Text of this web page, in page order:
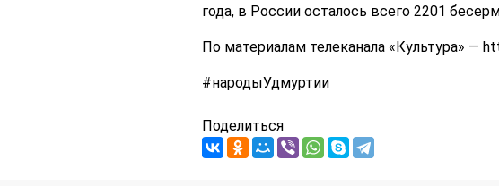
года, в России осталось всего 2201
По материалам телеканала «Культура» —
#народыУдмуртии
Поделиться